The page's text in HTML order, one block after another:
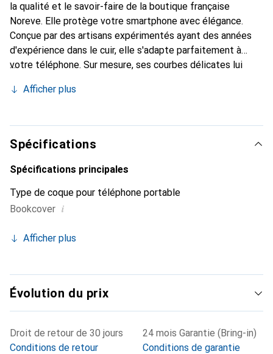
la qualité et le savoir-faire de la boutique française
Noreve. Elle protège votre smartphone avec élégance.
Conçue par des artisans expérimentés ayant des années
d'expérience dans le cuir, elle s'adapte parfaitement à
votre téléphone. Sur mesure, ses courbes délicates lui
l'accessoire chic et indispensable pour votre smartphone.
haute qualité, la marque Noreve est un choix fiable pour
une clientèle exigeante.
Afficher plus
Spécifications
Spécifications principales
Type de coque pour téléphone portable
Bookcover i
Afficher plus
Évolution du prix
Droit de retour de 30 jours
Conditions de retour
24 mois Garantie (Bring-in)
Conditions de garantie